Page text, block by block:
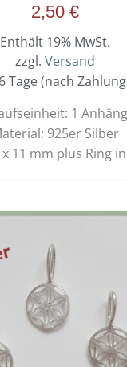
2,50 €
Enthält 19% MwSt.
zzgl. Versand
Tage (nach
1
925er Silber
11 mm plus Ring